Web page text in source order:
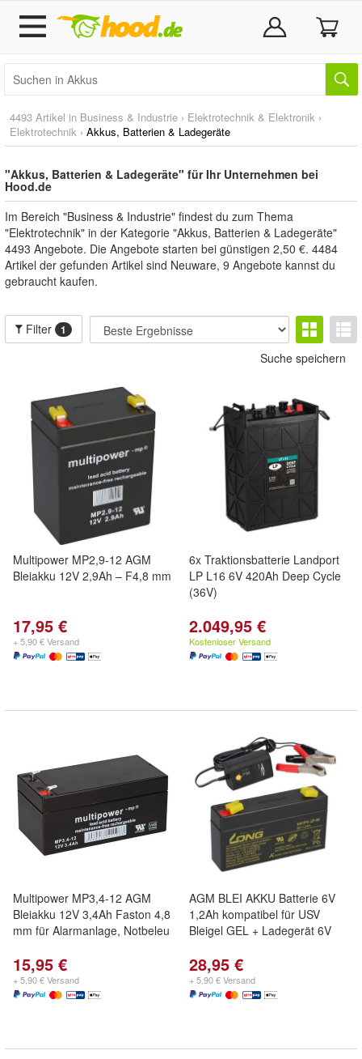
4493 Artikel in Business & Industrie › Elektrotechnik & Elektronik ›
Elektrotechnik › Akkus, Batterien & Ladegeräte
"Akkus, Batterien & Ladegeräte" für Ihr Unternehmen bei
Hood.de
Im Bereich "Business & Industrie" findest du zum Thema
"Elektrotechnik" in der Kategorie "Akkus, Batterien & Ladegeräte"
4493 Angebote. Die Angebote starten bei günstigen 2,50 €. 4484
Artikel der gefunden Artikel sind Neuware, 9 Angebote kannst du
gebraucht kaufen.
Filter 1
Suche speichern
Multipower MP2,9-12 AGM
Bleiakku 12V 2,9Ah – F4,8 mm
17,95 €
+ 5,90 € Versand
6x Traktionsbatterie Landport
LP L16 6V 420Ah Deep Cycle
(36V)
2.049,95 €
Kostenloser Versand
Multipower MP3,4-12 AGM
Bleiakku 12V 3,4Ah Faston 4,8
mm für Alarmanlage, Notbeleu
15,95 €
+ 5,90 € Versand
AGM BLEI AKKU Batterie 6V
1,2Ah kompatibel für USV
Bleigel GEL + Ladegerät 6V
28,95 €
+ 5,90 € Versand